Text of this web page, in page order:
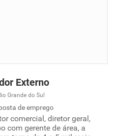
Externo
Grande do Sul
de emprego
comercial, diretor geral,
com gerente de área, a